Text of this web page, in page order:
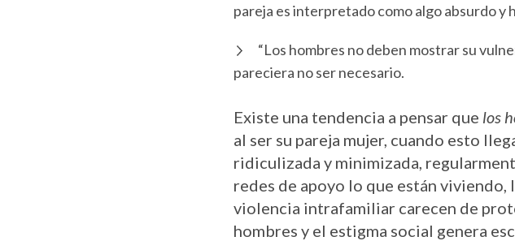
pareja es interpretado como algo absurdo y
“Los hombres no deben mostrar su
pareciera no ser necesario.
Existe una tendencia a pensar que los
al ser su pareja mujer, cuando esto
ridiculizada y minimizada,
redes de apoyo lo que están
violencia intrafamiliar carecen de
hombres y el estigma social genera